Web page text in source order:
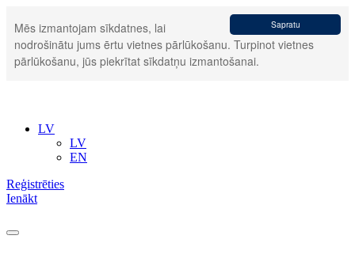
Sapratu
Mēs izmantojam sīkdatnes, lai
nodrošinātu jums ērtu vietnes pārlūkošanu. Turpinot vietnes
pārlūkošanu, jūs piekrītat sīkdatņu izmantošanai.
LV
LV
EN
Reģistrēties
Ienākt